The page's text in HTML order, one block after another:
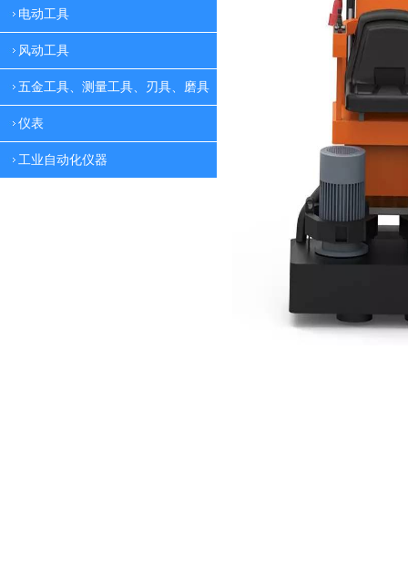
电动工具
风动工具
五金工具、测量工具、刃具、磨具
仪表
工业自动化仪器